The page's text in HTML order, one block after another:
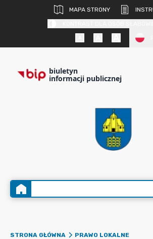
MAPA STRONY
biuletyn
informacji publicznej
STRONA GŁÓWNA
PRAWO LOKALNE